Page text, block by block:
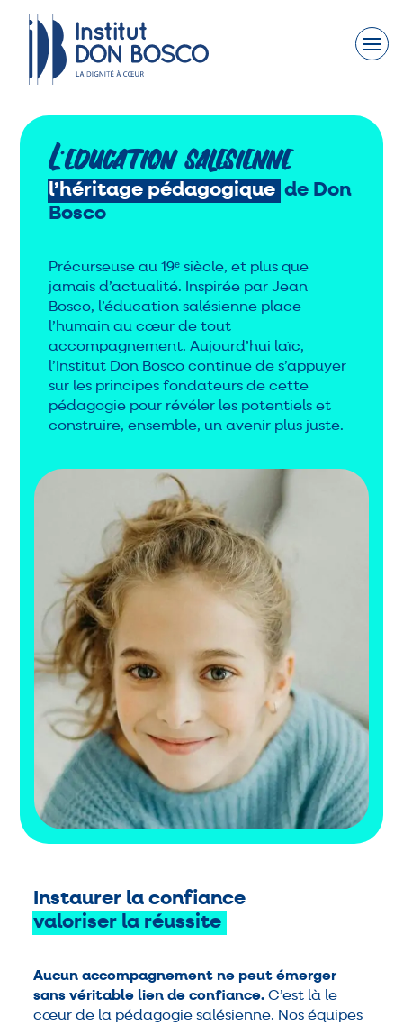
Nous connaître
Nos engagements
Nos actions
Nous rejoindre
Nous soutenir
Contact
Actualités
L’éducation salésienne
l’héritage pédagogique de Don
Bosco
Précurseuse au 19ᵉ siècle, et plus que
jamais d’actualité. Inspirée par Jean
Bosco, l’éducation salésienne place
l’humain au cœur de tout
accompagnement. Aujourd’hui laïc,
l’Institut Don Bosco continue de s’appuyer
sur les principes fondateurs de cette
pédagogie pour révéler les potentiels et
construire, ensemble, un avenir plus juste.
Instaurer la confiance
valoriser la réussite
Aucun accompagnement ne peut émerger
sans véritable lien de confiance. C’est là le
cœur de la pédagogie salésienne. Nos équipes